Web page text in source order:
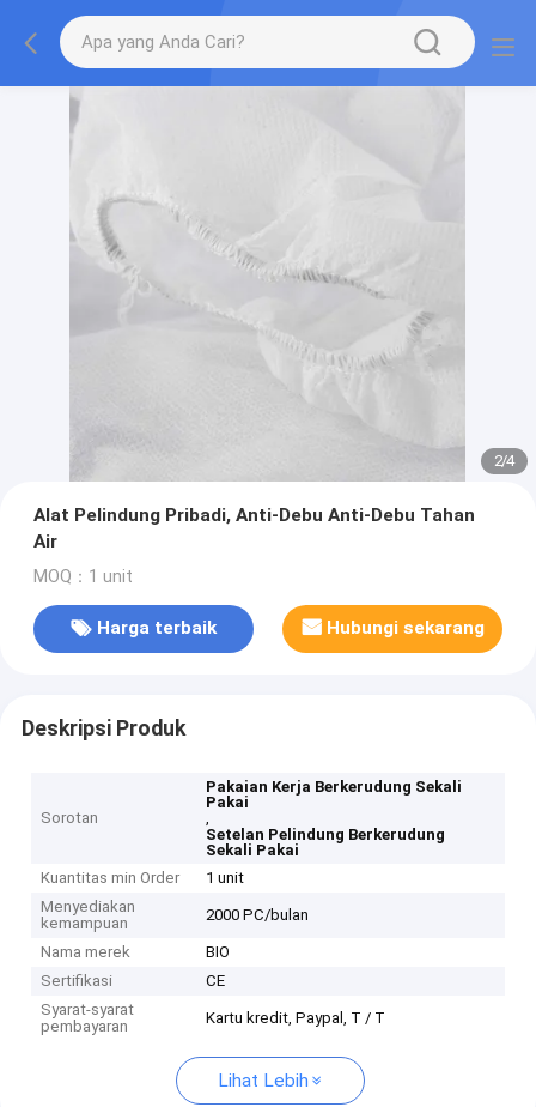
2/4
Alat Pelindung Pribadi, Anti-Debu Anti-Debu Tahan
Air
MOQ：1 unit
Harga terbaik Hubungi sekarang
Deskripsi Produk
Sorotan
Pakaian Kerja Berkerudung Sekali
Pakai
,
Setelan Pelindung Berkerudung
Sekali Pakai
Kuantitas min Order
1 unit
Menyediakan
kemampuan
2000 PC/bulan
Nama merek
BIO
Sertifikasi
CE
Syarat-syarat
pembayaran
Kartu kredit, Paypal, T / T
Lihat Lebih